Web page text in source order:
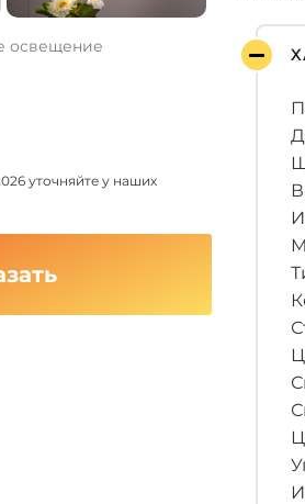
освещение
уточняйте у наших